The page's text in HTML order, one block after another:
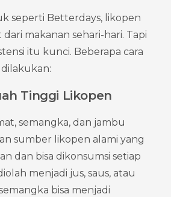
seperti Betterdays, likopen
makanan sehari-hari. Tapi
itu kunci. Beberapa cara
Tinggi Likopen
semangka, dan jambu
sumber likopen alami yang
dan bisa dikonsumsi setiap
menjadi jus, saus, atau
bisa menjadi